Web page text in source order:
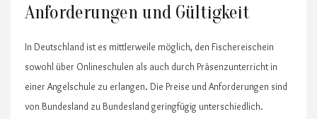
Anforderungen und Gültigkeit
In Deutschland ist es mittlerweile möglich, den Fischereischein
sowohl über Onlineschulen als auch durch Präsenzunterricht in
einer Angelschule zu erlangen. Die Preise und Anforderungen sind
von Bundesland zu Bundesland geringfügig unterschiedlich.